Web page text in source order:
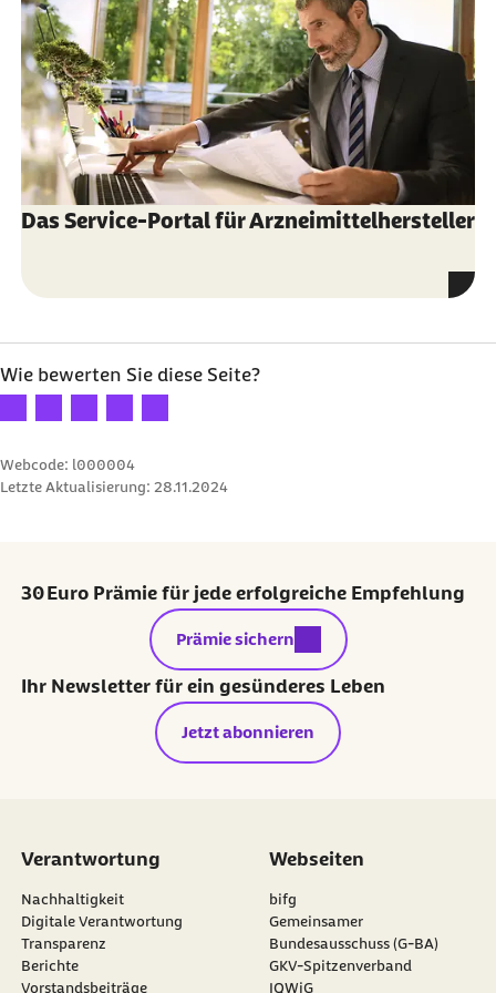
Das Service-Portal für Arzneimittelhersteller
Wie bewerten Sie diese Seite?
Ihre Bewertung: 1 Stern
Ihre Bewertung: 2 Sterne
Ihre Bewertung: 3 Sterne
Ihre Bewertung: 4 Sterne
Ihre Bewertung: 5 Sterne
Webcode: l000004
Letzte Aktualisierung: 28.11.2024
30 Euro Prämie für jede erfolgreiche Empfehlung
externer Link:
Prämie sichern
Ihr Newsletter für ein gesünderes Leben
Jetzt abonnieren
Verantwortung
Nachhaltigkeit
Digitale Verantwortung
Transparenz
Berichte
Vorstandsbeiträge
Webseiten
externer Link:
bifg
externer Link:
Gemeinsamer
Bundesausschuss (G-BA)
externer Link:
GKV-Spitzenverband
externer Link:
IQWiG